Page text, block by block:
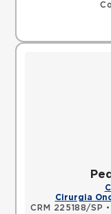
Cirurgia
CRM 225188/SP •